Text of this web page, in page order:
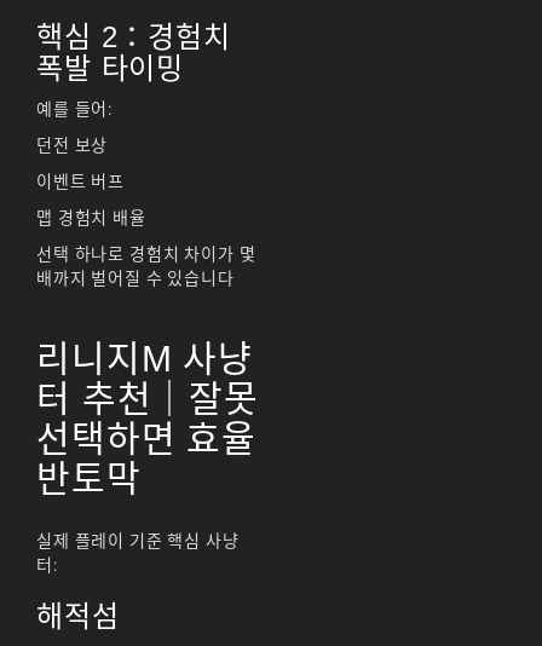
핵심 2：경험치
폭발 타이밍
예를 들어:
던전 보상
이벤트 버프
맵 경험치 배율
선택 하나로 경험치 차이가 몇
배까지 벌어질 수 있습니다
리니지M 사냥
터 추천｜잘못
선택하면 효율
반토막
실제 플레이 기준 핵심 사냥
터:
해적섬